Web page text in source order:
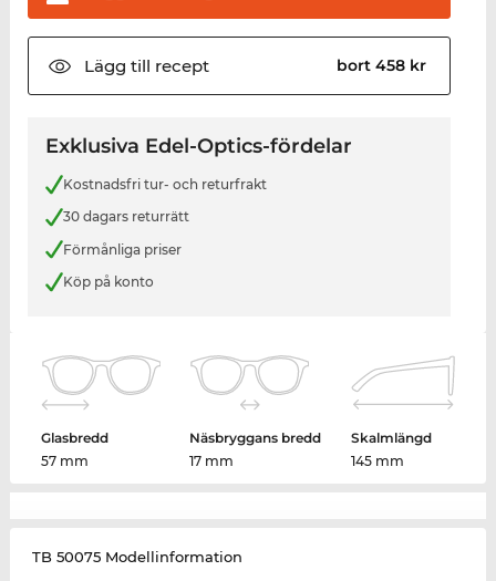
Lägg till recept bort 458 kr
Exklusiva Edel-Optics-fördelar
Kostnadsfri tur- och returfrakt
30 dagars returrätt
Förmånliga priser
Köp på konto
Glasbredd
57 mm
Näsbryggans bredd
17 mm
Skalmlängd
145 mm
TB 50075 Modellinformation